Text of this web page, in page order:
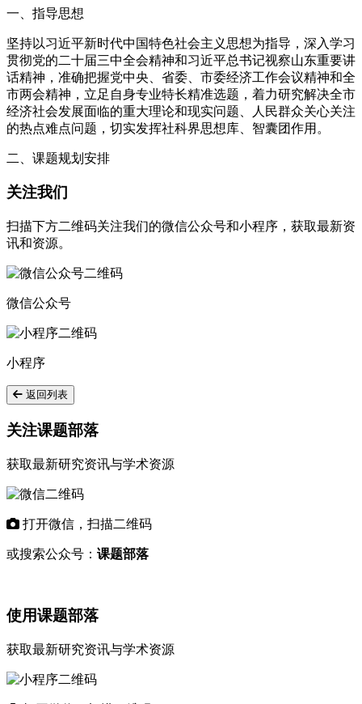
一、指导思想
坚持以习近平新时代中国特色社会主义思想为指导，深入学习
贯彻党的二十届三中全会精神和习近平总书记视察山东重要讲
话精神，准确把握党中央、省委、市委经济工作会议精神和全
市两会精神，立足自身专业特长精准选题，着力研究解决全市
经济社会发展面临的重大理论和现实问题、人民群众关心关注
的热点难点问题，切实发挥社科界思想库、智囊团作用。
二、课题规划安排
关注我们
扫描下方二维码关注我们的微信公众号和小程序，获取最新资
讯和资源。
微信公众号
小程序
返回列表
关注课题部落
获取最新研究资讯与学术资源
打开微信，扫描二维码
或搜索公众号： 课题部落
使用课题部落
获取最新研究资讯与学术资源